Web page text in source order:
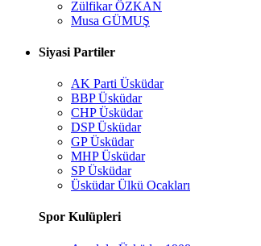
Zülfikar ÖZKAN
Musa GÜMUŞ
Siyasi Partiler
AK Parti Üsküdar
BBP Üsküdar
CHP Üsküdar
DSP Üsküdar
GP Üsküdar
MHP Üsküdar
SP Üsküdar
Üsküdar Ülkü Ocakları
Spor Kulüpleri